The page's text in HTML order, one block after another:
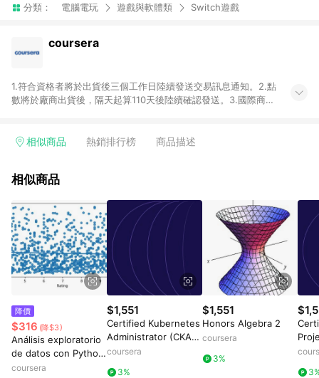
分類： 電腦電玩 遊戲與軟體類 Switch遊戲
coursera
1.符合資格者將於出貨後三個工作日陸續發送交易訊息通知。2.點
數將於廠商出貨後，隔天起算110天後陸續確認發送。3.國際商家
用未授權優惠碼不符合贈點資格。6.點數發送依據及返點上限將
品加總金額），亦即點數回饋計算並非以coursera實際購買商品
分運費或稅金，可返點金額將以系統回傳金額為準 8.若於商家
App下單，不符合LINE購物導購資格。
相似商品 熱銷排行榜 商品描述
相似商品
降價
$316 (降$3)
Análisis exploratorio
de datos con Python
y Pandas
coursera
$1,551
Certified Kubernetes
Administrator (CKA):
Unit 3
coursera
3%
$1,551
Honors Algebra 2
coursera
3%